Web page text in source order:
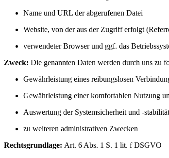
Name und URL der abgerufenen Datei
Website, von der aus der Zugriff erfolgt
verwendeter Browser und ggf. das
Zweck: Die genannten Daten werden durch uns zu
Gewährleistung eines reibungslosen
Gewährleistung einer komfortablen Nutzung
Auswertung der Systemsicherheit und -stabilität
zu weiteren administrativen Zwecken
Rechtsgrundlage: Art. 6 Abs. 1 S. 1 lit. f DSGVO